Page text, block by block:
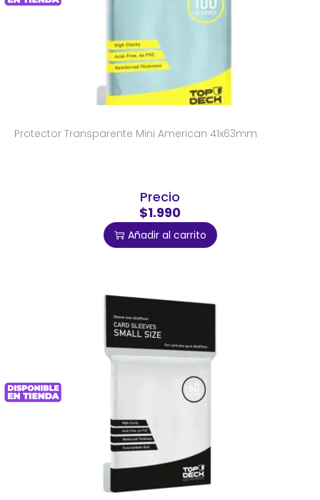
Protector Transparente Mini American 41x63mm
Precio
$1.990
Añadir al carrito